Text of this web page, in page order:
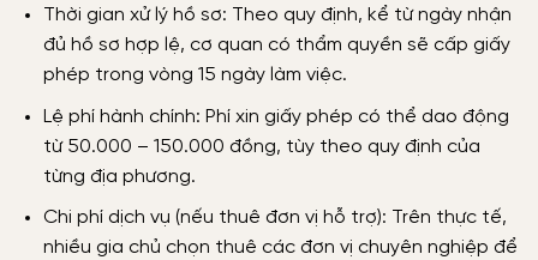
Thời gian xử lý hồ sơ: Theo quy định, kể từ ngày nhận
đủ hồ sơ hợp lệ, cơ quan có thẩm quyền sẽ cấp giấy
phép trong vòng 15 ngày làm việc.
Lệ phí hành chính: Phí xin giấy phép có thể dao động
từ 50.000 – 150.000 đồng, tùy theo quy định của
từng địa phương.
Chi phí dịch vụ (nếu thuê đơn vị hỗ trợ): Trên thực tế,
nhiều gia chủ chọn thuê các đơn vị chuyên nghiệp để